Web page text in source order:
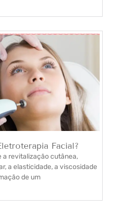
Facial?
a revitalização cutânea,
a elasticidade, a viscosidade
de um